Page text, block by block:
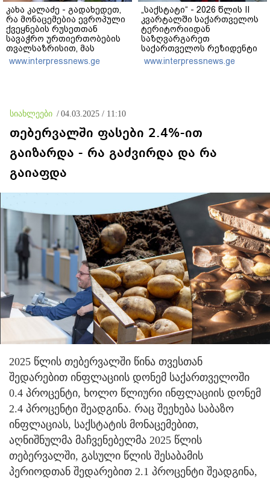
კახა კალაძე - გადახედეთ,
რა მონაცემებია ევროპული
ქვეყნების რუსეთთან
სავაჭრო ურთიერთობების
თვალსაზრისით, მას
შემდეგ, რაც რუსეთ-
უკრაინის ომი გაჩაღდა
www.interpressnews.ge
„საქსტატი“ - 2026 წლის II
კვარტალში საქართველოს
ტერიტორიიდან
საზღვარგარეთ
საქართველოს რეზიდენტი
მოგზაურების 740.9 ათასი
გასვლა დაფიქსირდა, რაც
www.interpressnews.ge
სიახლეები / 04.03.2025 / 11:10
თებერვალში ფასები 2.4%-ით
გაიზარდა - რა გაძვირდა და რა
გაიაფდა
2025 წლის თებერვალში წინა თვესთან
შედარებით ინფლაციის დონემ საქართველოში
0.4 პროცენტი, ხოლო წლიური ინფლაციის დონემ
2.4 პროცენტი შეადგინა. რაც შეეხება საბაზო
ინფლაციას, საქსტატის მონაცემებით,
აღნიშნულმა მაჩვენებელმა 2025 წლის
თებერვალში, გასული წლის შესაბამის
პერიოდთან შედარებით 2.1 პროცენტი შეადგინა,